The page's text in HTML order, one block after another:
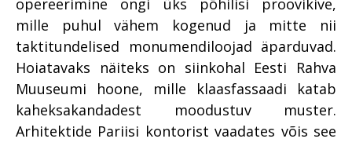
opereerimine ongi üks põhilisi proovikive,
mille puhul vähem kogenud ja mitte nii
taktitundelised monumendiloojad äparduvad.
Hoiatavaks näiteks on siinkohal Eesti Rahva
Muuseumi hoone, mille klaasfassaadi katab
kaheksakandadest moodustuv muster.
Arhitektide Pariisi kontorist vaadates võis see